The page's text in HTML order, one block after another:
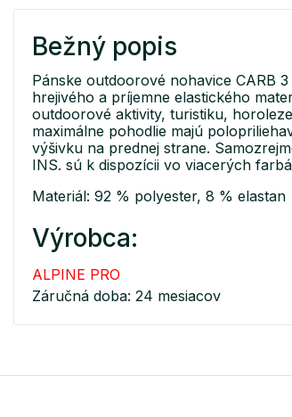
Bežný popis
Pánske outdoorové nohavice CARB
hrejivého a príjemne elastického
outdoorové aktivity, turistiku,
maximálne pohodlie majú
výšivku na prednej strane.
INS. sú k dispozícii vo viacerých
Materiál: 92 % polyester, 8 % elastan
Výrobca:
ALPINE PRO
Záručná doba: 24 mesiacov